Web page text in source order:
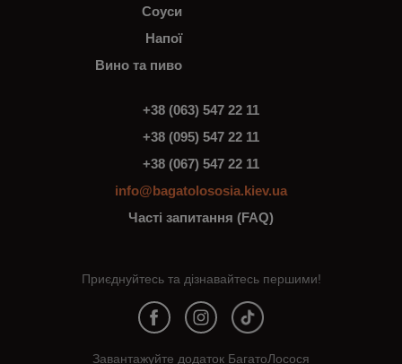
Соуси
Напої
Вино та пиво
+38 (063) 547 22 11
+38 (095) 547 22 11
+38 (067) 547 22 11
info@bagatolososia.kiev.ua
Часті запитання (FAQ)
Завантажуйте додаток БагатоЛосося
Приєднуйтесь та дізнавайтесь першими!